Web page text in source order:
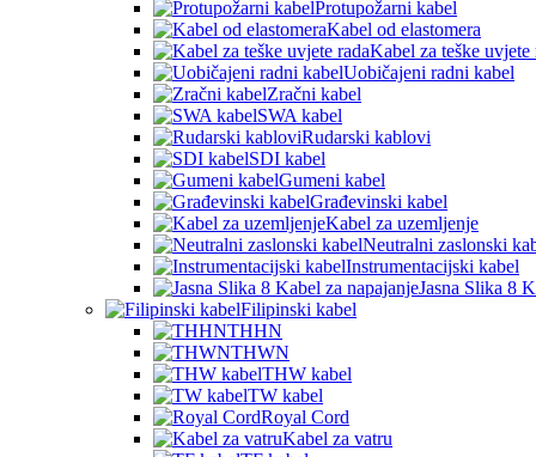
Protupožarni kabel
Kabel od elastomera
Kabel za teške uvjete
Uobičajeni radni kabel
Zračni kabel
SWA kabel
Rudarski kablovi
SDI kabel
Gumeni kabel
Građevinski kabel
Kabel za uzemljenje
Neutralni zaslonski
Instrumentacijski kabel
Jasna Slika 8
Filipinski kabel
THHN
THWN
THW kabel
TW kabel
Royal Cord
Kabel za vatru